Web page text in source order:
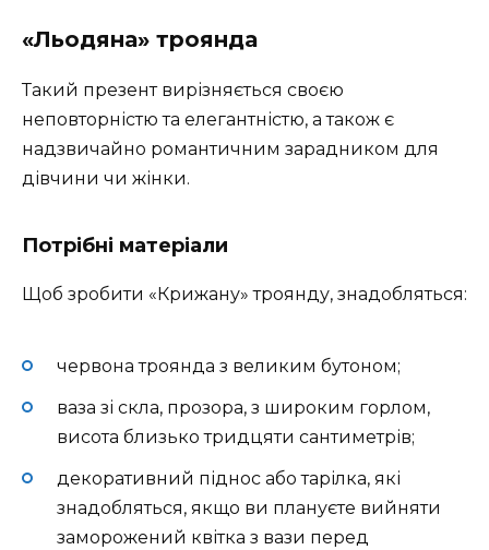
«Льодяна» троянда
Такий презент вирізняється своєю
неповторністю та елегантністю, а також є
надзвичайно романтичним зарадником для
дівчини чи жінки.
Потрібні матеріали
Щоб зробити «Крижану» троянду, знадобляться:
червона троянда з великим бутоном;
ваза зі скла, прозора, з широким горлом,
висота близько тридцяти сантиметрів;
декоративний піднос або тарілка, які
знадобляться, якщо ви плануєте вийняти
заморожений квітка з вази перед